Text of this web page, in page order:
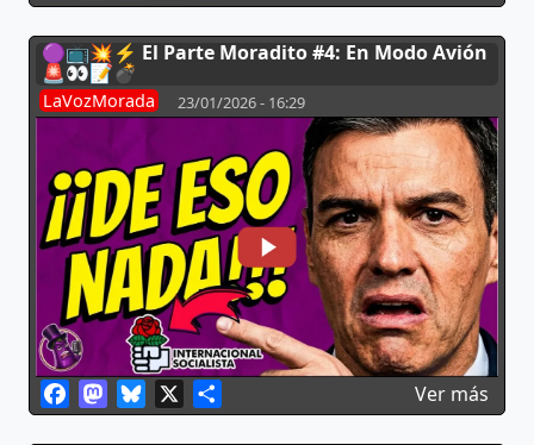
🟣📺💥⚡ El Parte Moradito #4: En Modo Avión
🚨👀📝💣
LaVozMorada 23/01/2026 - 16:29
Ver más
FacebookMastodon
Bluesky